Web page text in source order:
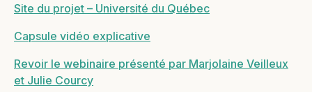
Site du projet – Université du Québec
Capsule vidéo explicative
Revoir le webinaire présenté par Marjolaine Veilleux
et Julie Courcy